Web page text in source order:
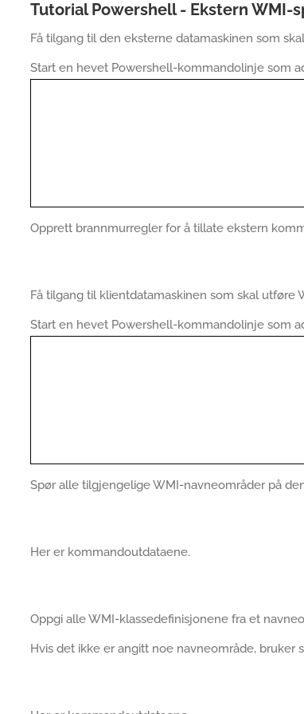
Tutorial Powershell - Ekstern WMI-
Få tilgang til den eksterne datamaskinen som
Start en hevet Powershell-kommandolinje som
Opprett brannmurregler for å tillate ekstern
Få tilgang til klientdatamaskinen som skal utføre
Start en hevet Powershell-kommandolinje som
Spør alle tilgjengelige WMI-navneområder på
Her er kommandoutdataene.
Oppgi alle WMI-klassedefinisjonene fra et
Hvis det ikke er angitt noe navneområde, bruker